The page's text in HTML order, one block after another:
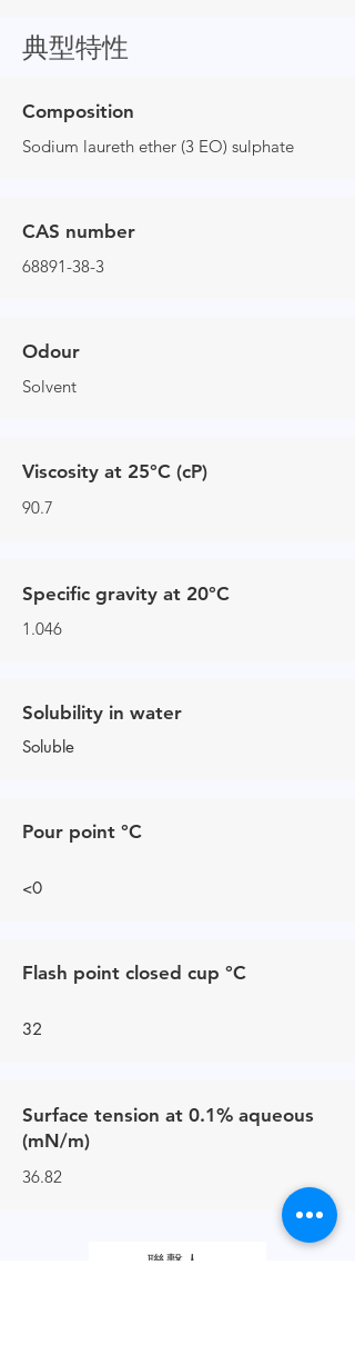
典型特性
Composition
Sodium laureth ether (3 EO) sulphate
CAS number
68891-38-3
Odour
Solvent
Viscosity at 25°C (cP)
90.7
Specific gravity at 20°C
1.046
Solubility in water
Soluble
Pour point °C
<0
Flash point closed cup °C
32
Surface tension at 0.1% aqueous
(mN/m)
36.82
聯繫人